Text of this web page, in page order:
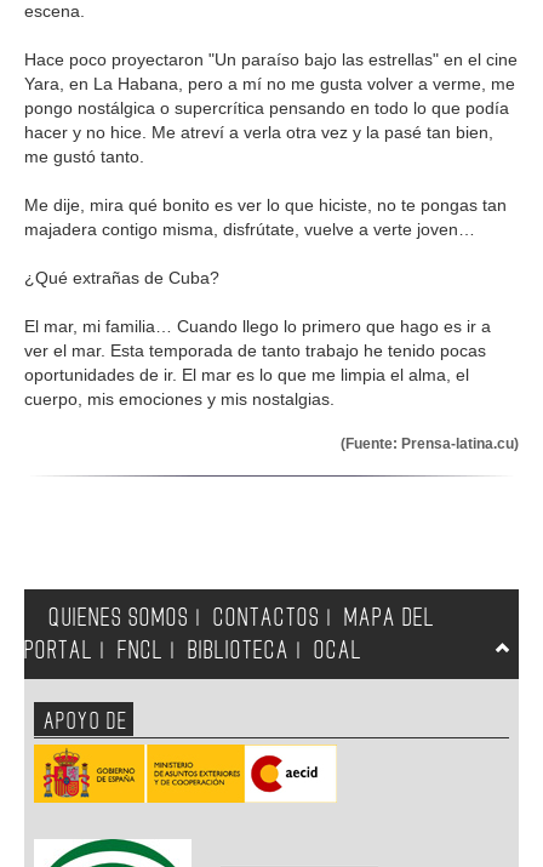
escena.
Hace poco proyectaron "Un paraíso bajo las estrellas" en el cine
Yara, en La Habana, pero a mí no me gusta volver a verme, me
pongo nostálgica o supercrítica pensando en todo lo que podía
hacer y no hice. Me atreví a verla otra vez y la pasé tan bien,
me gustó tanto.
Me dije, mira qué bonito es ver lo que hiciste, no te pongas tan
majadera contigo misma, disfrútate, vuelve a verte joven…
¿Qué extrañas de Cuba?
El mar, mi familia… Cuando llego lo primero que hago es ir a
ver el mar. Esta temporada de tanto trabajo he tenido pocas
oportunidades de ir. El mar es lo que me limpia el alma, el
cuerpo, mis emociones y mis nostalgias.
(Fuente: Prensa-latina.cu)
QUIENES SOMOS CONTACTOS
MAPA DEL
PORTAL
FNCL BIBLIOTECA OCAL
APOYO DE